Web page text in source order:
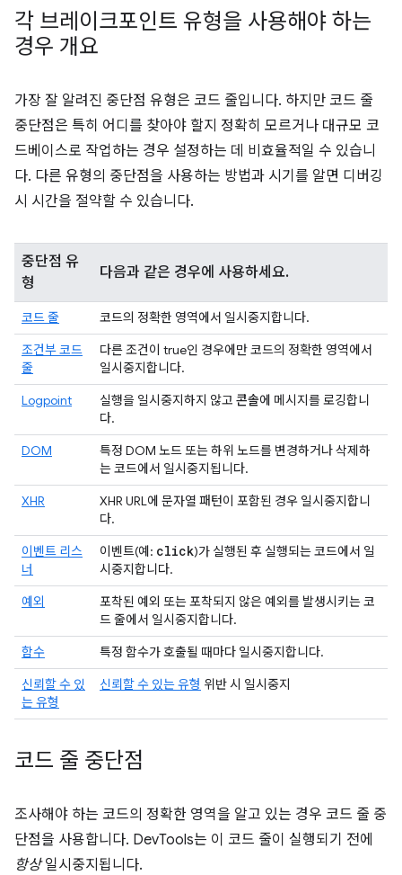
각 브레이크포인트 유형을 사용해야 하는
경우 개요
가장 잘 알려진 중단점 유형은 코드 줄입니다. 하지만 코드 줄
중단점은 특히 어디를 찾아야 할지 정확히 모르거나 대규모 코
드베이스로 작업하는 경우 설정하는 데 비효율적일 수 있습니
다. 다른 유형의 중단점을 사용하는 방법과 시기를 알면 디버깅
시 시간을 절약할 수 있습니다.
중단점 유
형
다음과 같은 경우에 사용하세요.
코드 줄
코드의 정확한 영역에서 일시중지합니다.
조건부 코드
줄
다른 조건이 true인 경우에만 코드의 정확한 영역에서
일시중지합니다.
Logpoint
실행을 일시중지하지 않고 콘솔에 메시지를 로깅합니
다.
DOM
특정 DOM 노드 또는 하위 노드를 변경하거나 삭제하
는 코드에서 일시중지됩니다.
XHR
XHR URL에 문자열 패턴이 포함된 경우 일시중지합니
다.
이벤트 리스
너
이벤트(예: click)가 실행된 후 실행되는 코드에서 일
시중지합니다.
예외
포착된 예외 또는 포착되지 않은 예외를 발생시키는 코
드 줄에서 일시중지합니다.
함수
특정 함수가 호출될 때마다 일시중지합니다.
신뢰할 수 있
는 유형
신뢰할 수 있는 유형 위반 시 일시중지
코드 줄 중단점
조사해야 하는 코드의 정확한 영역을 알고 있는 경우 코드 줄 중
단점을 사용합니다. DevTools는 이 코드 줄이 실행되기 전에
항상일시중지됩니다.